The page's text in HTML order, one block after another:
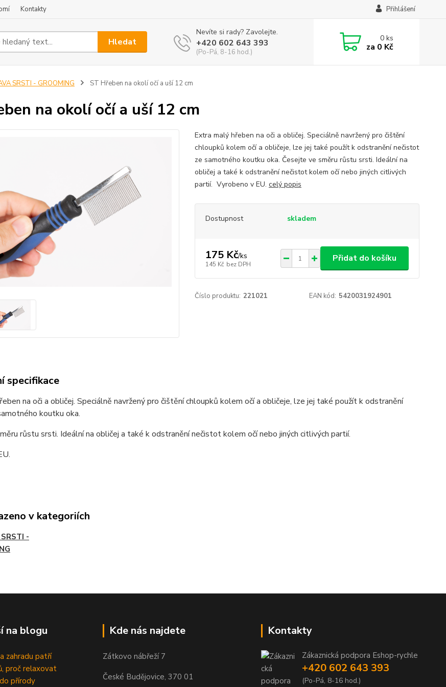
Kontakty Přihlášení
Hledat
Nevíte si rady? Zavolejte.
+420 602 643 393
(Po-Pá, 8-16 hod.)
0ks
za 0 Kč
SRSTI - GROOMING ST Hřeben na okolí očí a uší 12 cm
na okolí očí a uší 12 cm
Extra malý hřeben na oči a obličej. Speciálně navržený pro čištění
chloupků kolem očí a obličeje, lze jej také použít k odstranění nečistot
ze samotného koutku oka. Česejte ve směru růstu srsti. Ideální na
obličej a také k odstranění nečistot kolem očí nebo jiných citlivých
partií. Vyrobeno v EU. celý popis
Dostupnost skladem
175 Kč/ks
145 Kč bez DPH
Přidat do košíku
Číslo produktu: 221021 EAN kód: 5420031924901
specifikace
na oči a obličej. Speciálně navržený pro čištění chloupků kolem očí a obličeje, lze jej také použít k odstranění
koutku oka.
růstu srsti. Ideální na obličej a také k odstranění nečistot kolem očí nebo jiných citlivých partií.
v kategoriích
-
na blogu
zahradu patří
proč relaxovat
přírody
Kde nás najdete
Zátkovo nábřeží 7
České Budějovice, 370 01
Kontakty
Zákaznická podpora Eshop-rychle
+420 602 643 393
(Po-Pá, 8-16 hod.)